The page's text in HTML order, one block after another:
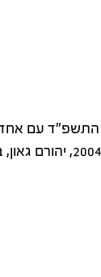
התשפ"ד עם